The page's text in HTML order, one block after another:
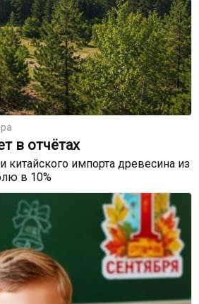
в отчётах
импорта древесина из
в 10%